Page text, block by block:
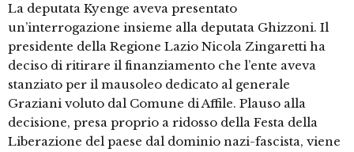
La deputata Kyenge aveva presentato
un’interrogazione insieme alla deputata Ghizzoni. Il
presidente della Regione Lazio Nicola Zingaretti ha
deciso di ritirare il finanziamento che l’ente aveva
stanziato per il mausoleo dedicato al generale
Graziani voluto dal Comune di Affile. Plauso alla
decisione, presa proprio a ridosso della Festa della
Liberazione del paese dal dominio nazi-fascista, viene